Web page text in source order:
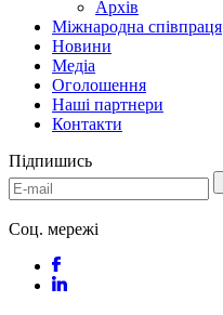
Архів
Міжнародна співпраця
Новини
Медіa
Оголошення
Наші партнери
Контакти
Підпишись
Соц. мережі